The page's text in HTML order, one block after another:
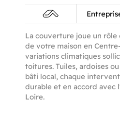
La couverture joue un
de votre maison en
variations climatiques
toitures. Tuiles, ardoises
bâti local, chaque
durable et en accord avec
Loire.